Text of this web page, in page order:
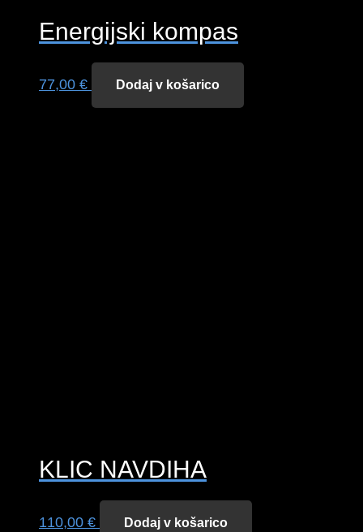
Energijski kompas
77,00 € Dodaj v košarico
KLIC NAVDIHA
110,00 € Dodaj v košarico